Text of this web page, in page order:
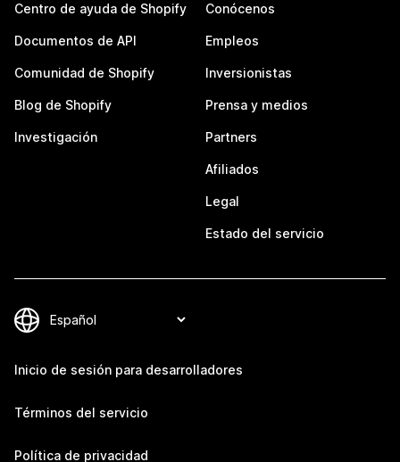
Centro de ayuda de Shopify
Documentos de API
Comunidad de Shopify
Blog de Shopify
Investigación
Conócenos
Empleos
Inversionistas
Prensa y medios
Partners
Afiliados
Legal
Estado del servicio
Inicio de sesión para desarrolladores
Términos del servicio
Política de privacidad